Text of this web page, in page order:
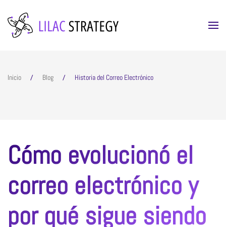
Skip to main content
Inicio Blog Historia del Correo Electrónico
Cómo evolucionó el
correo electrónico y
por qué sigue siendo